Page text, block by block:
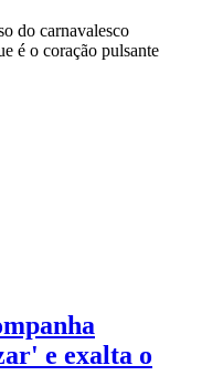
do carnavalesco
é o coração pulsante
e exalta o